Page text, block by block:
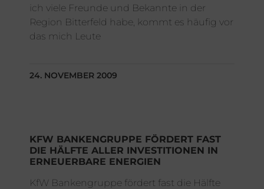
ich viele Freunde und Bekannte in der
Region Bitterfeld habe, kommt es häufig vor
das mich Leute
24. NOVEMBER 2009
KFW BANKENGRUPPE FÖRDERT FAST
DIE HÄLFTE ALLER INVESTITIONEN IN
ERNEUERBARE ENERGIEN
KfW Bankengruppe fördert fast die Hälfte